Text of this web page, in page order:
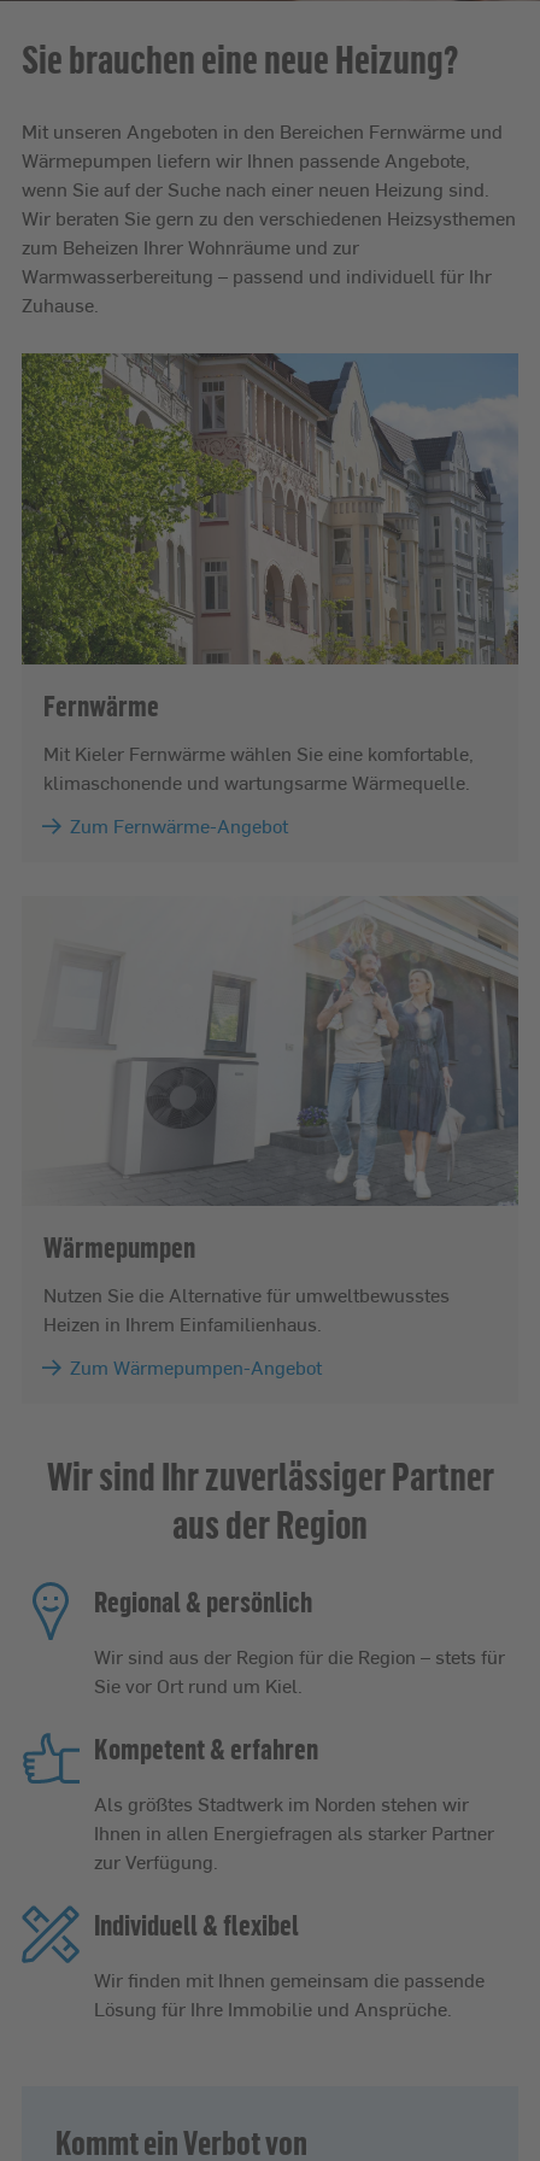
Sie brauchen eine neue Heizung?
Mit unseren Angeboten in den Bereichen Fernwärme und
Wärmepumpen liefern wir Ihnen passende Angebote,
wenn Sie auf der Suche nach einer neuen Heizung sind.
Wir beraten Sie gern zu den verschiedenen Heizsysthemen
zum Beheizen Ihrer Wohnräume und zur
Warmwasserbereitung – passend und individuell für Ihr
Zuhause.
Fernwärme
Mit Kieler Fernwärme wählen Sie eine komfortable,
klimaschonende und wartungsarme Wärmequelle.
Zum Fernwärme-Angebot
Wärmepumpen
Nutzen Sie die Alternative für umweltbewusstes
Heizen in Ihrem Einfamilienhaus.
Zum Wärmepumpen-Angebot
Wir sind Ihr zuverlässiger Partner
aus der Region
Regional & persönlich
Wir sind aus der Region für die Region – stets für
Sie vor Ort rund um Kiel.
Kompetent & erfahren
Als größtes Stadtwerk im Norden stehen wir
Ihnen in allen Energiefragen als starker Partner
zur Verfügung.
Individuell & flexibel
Wir finden mit Ihnen gemeinsam die passende
Lösung für Ihre Immobilie und Ansprüche.
Kommt ein Verbot von